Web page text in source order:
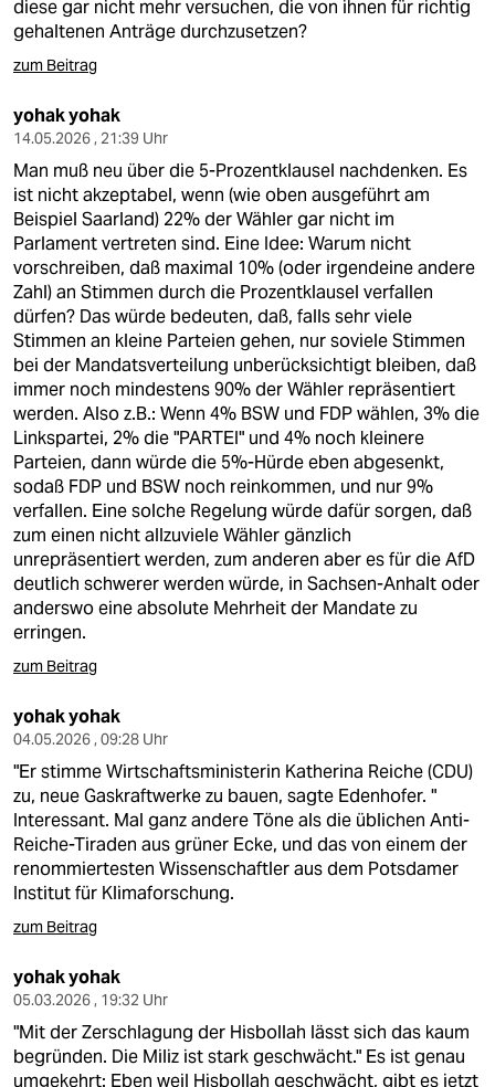
diese gar nicht mehr versuchen, die von ihnen für richtig
gehaltenen Anträge durchzusetzen?
zum Beitrag
yohak yohak
14.05.2026 , 21:39 Uhr
Man muß neu über die 5-Prozentklausel nachdenken. Es
ist nicht akzeptabel, wenn (wie oben ausgeführt am
Beispiel Saarland) 22% der Wähler gar nicht im
Parlament vertreten sind. Eine Idee: Warum nicht
vorschreiben, daß maximal 10% (oder irgendeine andere
Zahl) an Stimmen durch die Prozentklausel verfallen
dürfen? Das würde bedeuten, daß, falls sehr viele
Stimmen an kleine Parteien gehen, nur soviele Stimmen
bei der Mandatsverteilung unberücksichtigt bleiben, daß
immer noch mindestens 90% der Wähler repräsentiert
werden. Also z.B.: Wenn 4% BSW und FDP wählen, 3% die
Linkspartei, 2% die "PARTEI" und 4% noch kleinere
Parteien, dann würde die 5%-Hürde eben abgesenkt,
sodaß FDP und BSW noch reinkommen, und nur 9%
verfallen. Eine solche Regelung würde dafür sorgen, daß
zum einen nicht allzuviele Wähler gänzlich
unrepräsentiert werden, zum anderen aber es für die AfD
deutlich schwerer werden würde, in Sachsen-Anhalt oder
anderswo eine absolute Mehrheit der Mandate zu
erringen.
zum Beitrag
yohak yohak
04.05.2026 , 09:28 Uhr
"Er stimme Wirtschaftsministerin Katherina Reiche (CDU)
zu, neue Gaskraftwerke zu bauen, sagte Edenhofer. "
Interessant. Mal ganz andere Töne als die üblichen Anti-
Reiche-Tiraden aus grüner Ecke, und das von einem der
renommiertesten Wissenschaftler aus dem Potsdamer
Institut für Klimaforschung.
zum Beitrag
yohak yohak
05.03.2026 , 19:32 Uhr
"Mit der Zerschlagung der Hisbollah lässt sich das kaum
begründen. Die Miliz ist stark geschwächt." Es ist genau
umgekehrt: Eben weil Hisbollah geschwächt, gibt es jetzt